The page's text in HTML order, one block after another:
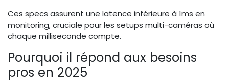
Ces specs assurent une latence inférieure à 1ms en
monitoring, cruciale pour les setups multi-caméras où
chaque milliseconde compte.
Pourquoi il répond aux besoins
pros en 2025